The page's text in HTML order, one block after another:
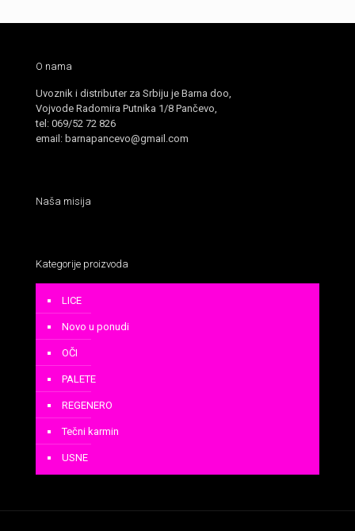
O nama
Uvoznik i distributer za Srbiju je Barna doo,
Vojvode Radomira Putnika 1/8 Pančevo,
tel: 069/52 72 826
email: barnapancevo@gmail.com
Naša misija
Kategorije proizvoda
LICE
Novo u ponudi
OČI
PALETE
REGENERO
Tečni karmin
USNE